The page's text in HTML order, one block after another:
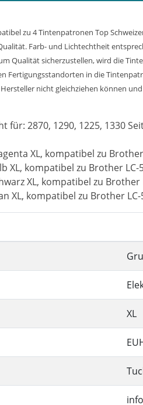
zu 4 Tintenpatronen Top
Farb- und Lichtechtheit
Qualität sicherzustellen, wird die
Fertigungsstandorten in die
nicht gleichziehen können
für: 2870, 1290, 1225, 1330
XL, kompatibel zu Brother
XL, kompatibel zu Brother LC-
XL, kompatibel zu Brother
XL, kompatibel zu Brother LC-
XL